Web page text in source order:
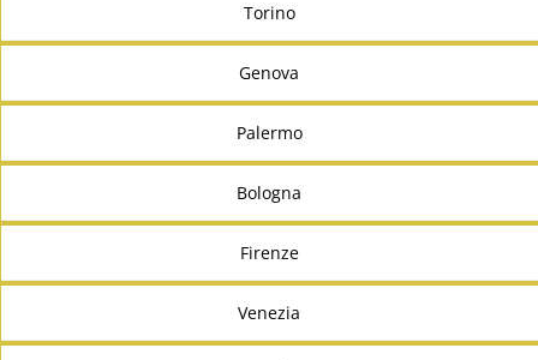
Torino
Genova
Palermo
Bologna
Firenze
Venezia